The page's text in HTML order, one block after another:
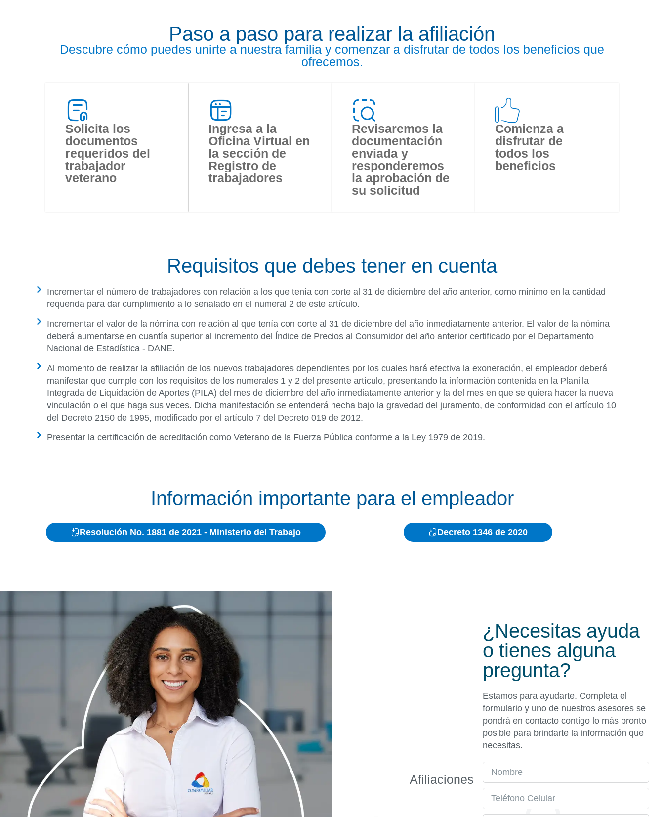
Paso a paso para realizar la afiliación
Descubre cómo puedes unirte a nuestra familia y comenzar a disfrutar de todos los beneficios que
ofrecemos.
Solicita los
documentos
requeridos del
trabajador
veterano
Ingresa a la
Oficina Virtual en
la sección de
Registro de
trabajadores
Revisaremos la
documentación
enviada y
responderemos
la aprobación de
su solicitud
Comienza a
disfrutar de
todos los
beneficios
Requisitos que debes tener en cuenta
Incrementar el número de trabajadores con relación a los que tenía con corte al 31 de diciembre del año anterior, como mínimo en la cantidad
requerida para dar cumplimiento a lo señalado en el numeral 2 de este artículo.
Incrementar el valor de la nómina con relación al que tenía con corte al 31 de diciembre del año inmediatamente anterior. El valor de la nómina
deberá aumentarse en cuantía superior al incremento del Índice de Precios al Consumidor del año anterior certificado por el Departamento
Nacional de Estadística - DANE.
Al momento de realizar la afiliación de los nuevos trabajadores dependientes por los cuales hará efectiva la exoneración, el empleador deberá
manifestar que cumple con los requisitos de los numerales 1 y 2 del presente artículo, presentando la información contenida en la Planilla
Integrada de Liquidación de Aportes (PILA) del mes de diciembre del año inmediatamente anterior y la del mes en que se quiera hacer la nueva
vinculación o el que haga sus veces. Dicha manifestación se entenderá hecha bajo la gravedad del juramento, de conformidad con el artículo 10
del Decreto 2150 de 1995, modificado por el artículo 7 del Decreto 019 de 2012.
Presentar la certificación de acreditación como Veterano de la Fuerza Pública conforme a la Ley 1979 de 2019.
Información importante para el empleador
Resolución No. 1881 de 2021 - Ministerio del Trabajo Decreto 1346 de 2020
Afiliaciones
¿Necesitas ayuda
o tienes alguna
pregunta?
Estamos para ayudarte. Completa el
formulario y uno de nuestros asesores se
pondrá en contacto contigo lo más pronto
posible para brindarte la información que
necesitas.